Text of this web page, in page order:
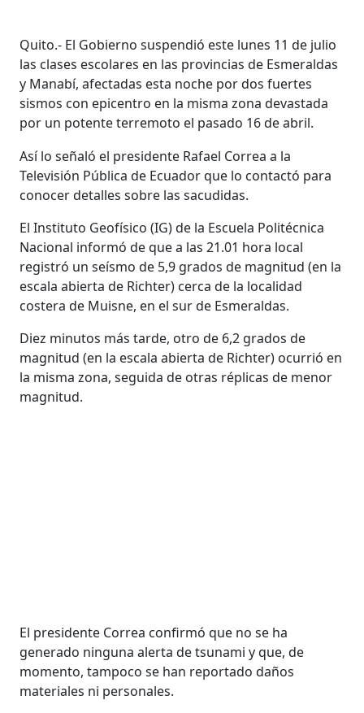
Quito.- El Gobierno suspendió este lunes 11 de julio
las clases escolares en las provincias de Esmeraldas
y Manabí, afectadas esta noche por dos fuertes
sismos con epicentro en la misma zona devastada
por un potente terremoto el pasado 16 de abril.
Así lo señaló el presidente Rafael Correa a la
Televisión Pública de Ecuador que lo contactó para
conocer detalles sobre las sacudidas.
El Instituto Geofísico (IG) de la Escuela Politécnica
Nacional informó de que a las 21.01 hora local
registró un seísmo de 5,9 grados de magnitud (en la
escala abierta de Richter) cerca de la localidad
costera de Muisne, en el sur de Esmeraldas.
Diez minutos más tarde, otro de 6,2 grados de
magnitud (en la escala abierta de Richter) ocurrió en
la misma zona, seguida de otras réplicas de menor
magnitud.
El presidente Correa confirmó que no se ha
generado ninguna alerta de tsunami y que, de
momento, tampoco se han reportado daños
materiales ni personales.